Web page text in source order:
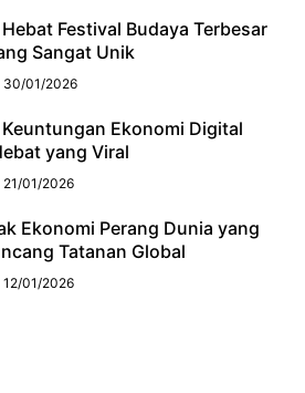
Festival Budaya Terbesar
Sangat Unik
30/01/2026
Keuntungan Ekonomi Digital
yang Viral
21/01/2026
Ekonomi Perang Dunia yang
Tatanan Global
12/01/2026